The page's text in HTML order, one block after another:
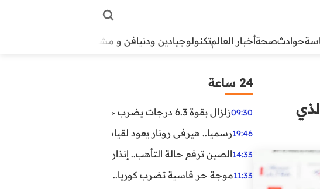
حوادثصحةأخبار العالمتكنولوجيادين ودنيافن و مشاهير
الخطأ الذي
24 ساعة
09:30زلزال بقوة 6.3 درجات يضرب جنوب الفلبين.. ولا تحذير من تسونامي حتى الآن
19:46رسميا.. هيرفي رونار يعود لقيادة منتخب كوت ديفوار
14:33الصين ترفع حالة التأهب.. إنذاران جديدان بسبب الأمطار
11:33موجة حر قاسية تضرب كوريا.. وفيات وإصابات ونفوق مئات